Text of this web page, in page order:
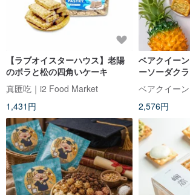
【ラブオイスターハウス】老陽
のボラと松の四角いケーキ
真匯吃｜i2 Food Market
1,431円
ベアクイー
ーソーダク
ベアクイー
2,576円